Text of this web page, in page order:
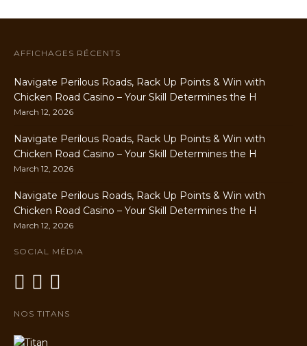
AFFICHAGES RÉCENTS
Navigate Perilous Roads, Rack Up Points & Win with
Chicken Road Casino – Your Skill Determines the H
March 12, 2026
Navigate Perilous Roads, Rack Up Points & Win with
Chicken Road Casino – Your Skill Determines the H
March 12, 2026
Navigate Perilous Roads, Rack Up Points & Win with
Chicken Road Casino – Your Skill Determines the H
March 12, 2026
SOCIAL MÉDIA
NOS TITANS